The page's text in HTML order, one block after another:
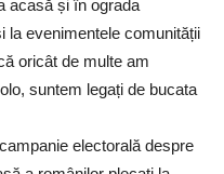
acasă și în ograda
la evenimentele comunității
oricât de multe am
suntem legați de bucata
electorală despre